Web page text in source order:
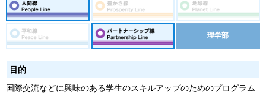
理学部
目的
国際交流などに興味のある学生のスキルアップのためのプログラム